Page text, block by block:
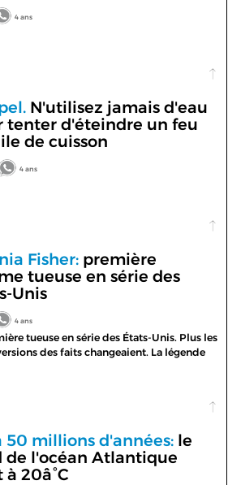
4 ans
N'utilisez jamais d'eau
tenter d'éteindre un feu
de cuisson
4 ans
Fisher:première
tueuse en série des
Unis
4 ans
tueuse en série des États-Unis. Plus les
des faits changeaient. La légende
50 millions d'années:le
de l'océan Atlantique
20â°C